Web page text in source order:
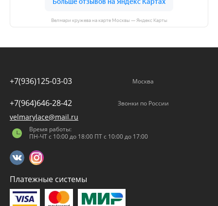
Велмари кружева на карте Москвы — Яндекс Карты
+7(936)125-03-03 Москва
+7(964)646-28-42 Звонки по России
velmarylace@mail.ru
Время работы:
ПН-ЧТ с 10:00 до 18:00 ПТ с 10:00 до 17:00
Платежные системы